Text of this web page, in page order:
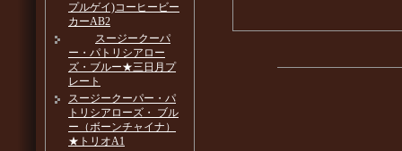
プルゲイ)コーヒービー
カーAB2
スージークーパ
ー・パトリシアロー
ズ・ブルー★三日月プ
レート
スージークーパー・パ
トリシアローズ・ ブル
ー（ボーンチャイナ）
★トリオA1